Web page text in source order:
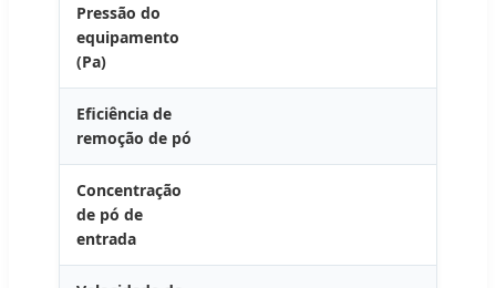
Pressão do
equipamento
(Pa)
Eficiência de
remoção de pó
Concentração
de pó de
entrada